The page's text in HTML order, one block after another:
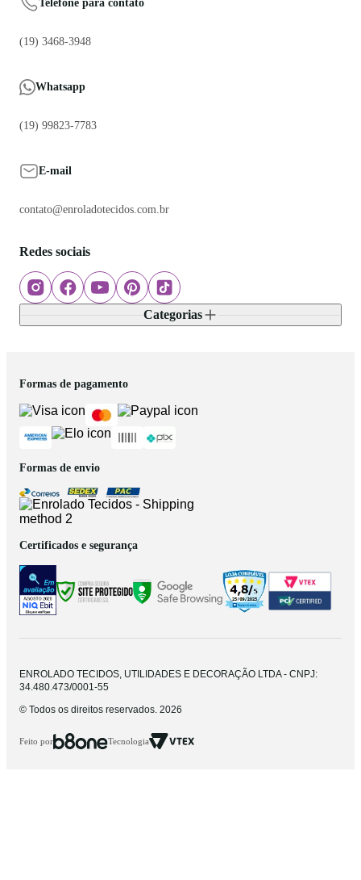
Telefone para contato
(19) 3468-3948
Whatsapp
(19) 99823-7783
E-mail
contato@enroladotecidos.com.br
Redes sociais
Categorias
Formas de pagamento
Formas de envio
Certificados e segurança
ENROLADO TECIDOS, UTILIDADES E DECORAÇÃO LTDA - CNPJ:
34.480.473/0001-55
© Todos os direitos reservados. 2026
Feito por Tecnologia